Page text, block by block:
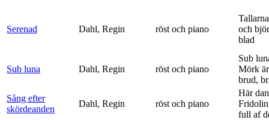
Serenad Dahl, Regin röst och piano
och
blad
Sub luna Dahl, Regin röst och piano
Sub
Mörk
brud,
Sång efter
skördeanden
Dahl, Regin röst och piano
Här
full af